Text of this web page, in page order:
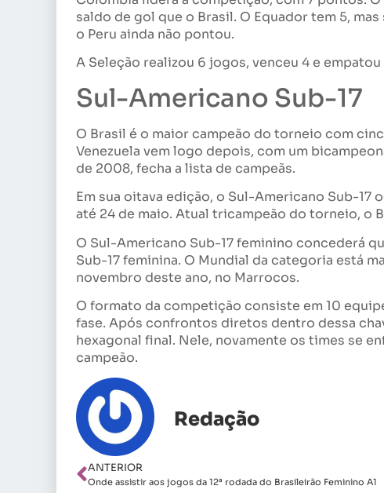
saldo de gol que o Brasil. O Equador tem 5,
o Peru ainda não pontou.
A Seleção realizou 6 jogos, venceu 4 e
Sul-Americano Sub-17
O Brasil é o maior campeão do torneio com
Venezuela vem logo depois, com um
de 2008, fecha a lista de campeãs.
Em sua oitava edição, o Sul-Americano Sub-17
até 24 de maio. Atual tricampeão do torneio, o
O Sul-Americano Sub-17 feminino concederá
Sub-17 feminina. O Mundial da categoria está
novembro deste ano, no Marrocos.
O formato da competição consiste em 10
fase. Após confrontos diretos dentro dessa
hexagonal final. Nele, novamente os times se
campeão.
Redação
ANTERIOR
Onde assistir aos jogos da 12ª rodada do Brasileirão Feminino A1